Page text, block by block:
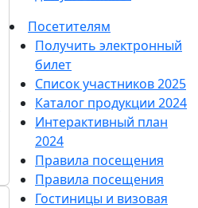
Посетителям
Получить электронный
билет
Список участников 2025
Каталог продукции 2024
Интерактивный план
2024
Правила посещения
Правила посещения
Гостиницы и визовая